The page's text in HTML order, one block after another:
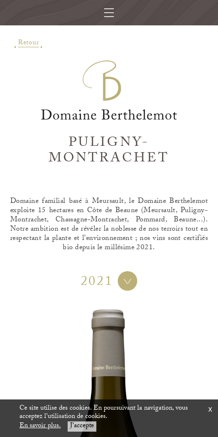
Retour
PULIGNY-
MONTRACHET
Domaine familial basé à Meursault, le Domaine Berthelemot
exploite 15 hectares en Côte de Beaune (Meursault, Puligny-
Montrachet, Chassagne-Montrachet, Pommard, Beaune...).
Notre ambition est de révéler la noblesse de nos terroirs tout en
respectant la plante et l'environnement ; nos vins sont certifiés
bio depuis le millésime 2021.
2021
Ce site utilise des cookies. En poursuivant la navigation, vous
acceptez l'utilisation de cookies.
En savoir plus. J'accepte
x